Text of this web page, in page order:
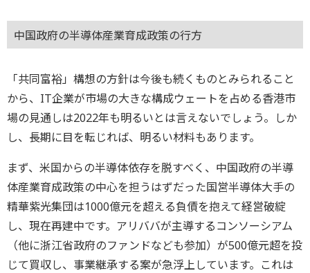
中国政府の半導体産業育成政策の行方
「共同富裕」構想の方針は今後も続くものとみられること
から、IT企業が市場の大きな構成ウェートを占める香港市
場の見通しは2022年も明るいとは言えないでしょう。しか
し、長期に目を転じれば、明るい材料もあります。
まず、米国からの半導体依存を脱すべく、中国政府の半導
体産業育成政策の中心を担うはずだった国営半導体大手の
精華紫光集団は1000億元を超える負債を抱えて経営破綻
し、現在再建中です。アリババが主導するコンソーシアム
（他に浙江省政府のファンドなども参加）が500億元超を投
じて買収し、事業継承する案が急浮上しています。これは